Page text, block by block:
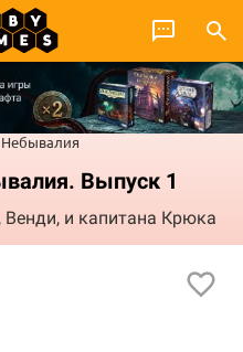
Небывалия
Выпуск 1
и капитана Крюка